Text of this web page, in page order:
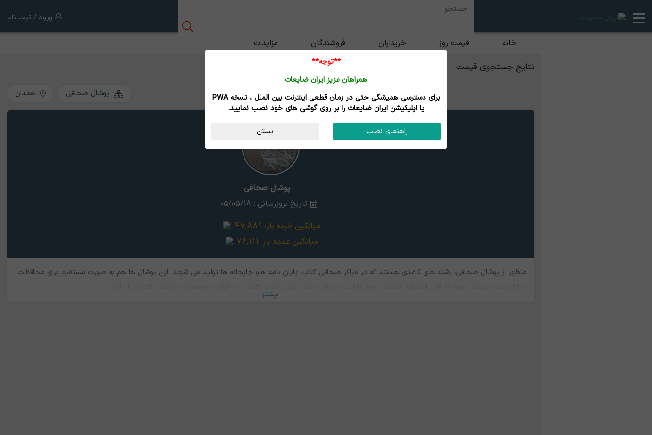
ورود / ثبت نام
خانه قیمت روز خریداران فروشندگان مزایدات
نتایج جستجوی قیمت
پوشال صحافی همدان
پوشال صحافی
تاریخ بروزرسانی : 05/05/18
میانگین خرده بار: 47,889
میانگین عمده بار: 76,111
منظور از پوشال صحافی، رشته های کاغذی هستند که در مراکز صحافی کتاب، پایان نامه ها‌و چاپخانه ها تولید می شوند. این پوشال ها هم به صورت مستقیم برای محافظت
بیشتر
**توجه**
همراهان عزیز ایران ضایعات
برای دسترسی همیشگی حتی در زمان قطعی اینترنت بین الملل ، نسخه PWA
یا اپلیکیشن ایران ضایعات را بر روی گوشی های خود نصب نمایید.
راهنمای نصب بستن